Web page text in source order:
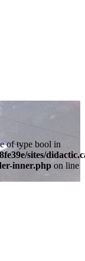
of type bool in
sites/
inner.php on line